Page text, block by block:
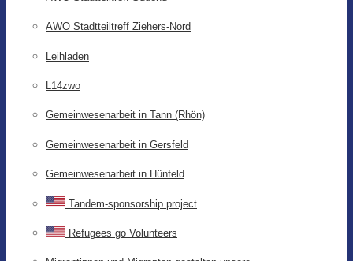
AWO Stadtteiltreff Ziehers-Nord
Leihladen
L14zwo
Gemeinwesenarbeit in Tann (Rhön)
Gemeinwesenarbeit in Gersfeld
Gemeinwesenarbeit in Hünfeld
Tandem-sponsorship project
Refugees go Volunteers